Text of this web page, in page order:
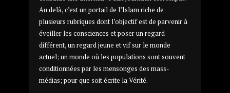
Au delà, c’est un portail de l’Islam riche de
plusieurs rubriques dont l’objectif est de parvenir à
éveiller les consciences et poser un regard
différent, un regard jeune et vif sur le monde
actuel; un monde où les populations sont souvent
conditionnées par les mensonges des mass-
médias; pour que soit écrite la Vérité.